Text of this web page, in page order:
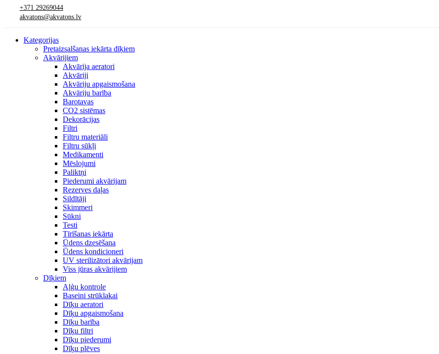
+371 29269044
akvatons@akvatons.lv
Kategorijas
Pretaizsalšanas iekārta dīķiem
Akvārijiem
Akvārija aeratori
Akvāriji
Akvāriju apgaismošana
Akvāriju barība
Barotavas
CO2 sistēmas
Dekorācijas
Filtri
Filtru materiāli
Filtru sūkļi
Medikamenti
Mēslojumi
Paliktņi
Piederumi akvārijam
Rezerves daļas
Sildītāji
Skimmeri
Sūkni
Testi
Tīrīšanas iekārta
Ūdens dzesēšana
Ūdens kondicioneri
UV sterilizātori akvārijam
Viss jūras akvārijiem
Dīķiem
Aļģu kontrole
Baseini strūklakai
Dīķu aeratori
Dīķu apgaismošana
Dīķu barība
Dīķu filtri
Dīķu piederumi
Dīķu plēves